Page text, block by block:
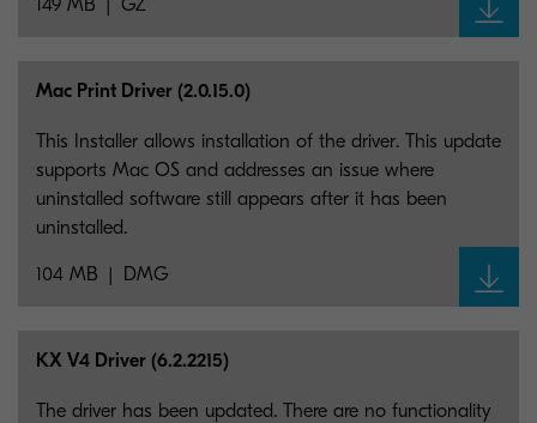
149 MB GZ
Mac Print Driver (2.0.15.0)
104 MB DMG
This Installer allows installation of the driver. This update
supports Mac OS and addresses an issue where
uninstalled software still appears after it has been
uninstalled.
KX V4 Driver (6.2.2215)
The driver has been updated. There are no functionality